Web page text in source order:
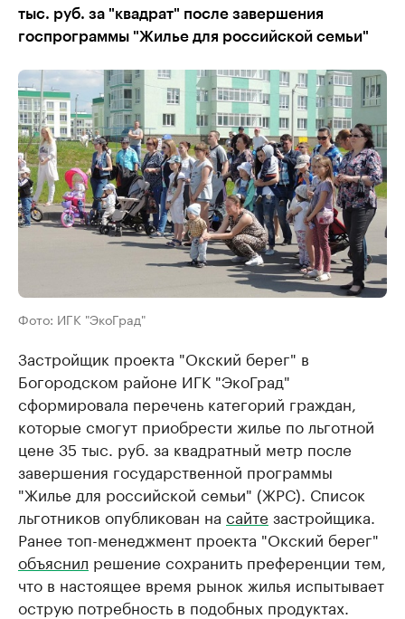
тыс. руб. за "квадрат" после завершения
госпрограммы "Жилье для российской семьи"
Фото: ИГК "ЭкоГрад"
Застройщик проекта "Окский берег" в
Богородском районе ИГК "ЭкоГрад"
сформировала перечень категорий граждан,
которые смогут приобрести жилье по льготной
цене 35 тыс. руб. за квадратный метр после
завершения государственной программы
"Жилье для российской семьи" (ЖРС). Список
льготников опубликован на сайте застройщика.
Ранее топ-менеджмент проекта "Окский берег"
объяснил решение сохранить преференции тем,
что в настоящее время рынок жилья испытывает
​острую потребность в подобных продуктах.